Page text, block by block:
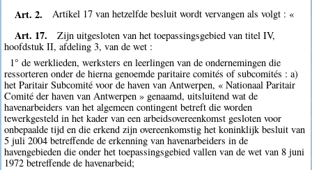
Art. 2. Artikel 17 van hetzelfde besluit wordt vervangen als volgt : «
Art. 17.
Zijn uitgesloten van het toepassingsgebied van titel IV,
hoofdstuk II, afdeling 3, van de wet :
1° de werklieden, werksters en leerlingen van de ondernemingen die
ressorteren onder de hierna genoemde paritaire comités of subcomités : a)
het Paritair Subcomité voor de haven van Antwerpen, « Nationaal Paritair
Comité der haven van Antwerpen » genaamd, uitsluitend wat de
havenarbeiders van het algemeen contingent betreft die worden
tewerkgesteld in het kader van een arbeidsovereenkomst gesloten voor
onbepaalde tijd en die erkend zijn overeenkomstig het koninklijk besluit van
5 juli 2004 betreffende de erkenning van havenarbeiders in de
havengebieden die onder het toepassingsgebied vallen van de wet van 8 juni
1972 betreffende de havenarbeid;